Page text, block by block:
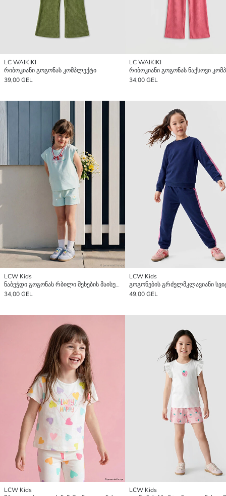
LC WAIKIKI
რიბოკიანი გოგონას კომპლექტი
39,00 GEL
LC WAIKIKI
რიბოკიანი გოგონას ნაქსოვი
34,00 GEL
LCW Kids
ნაბეჭდი გოგონას რბილი შეხების მაისური და შორტები
34,00 GEL
LCW Kids
49,00 GEL
LCW Kids
LCW Kids